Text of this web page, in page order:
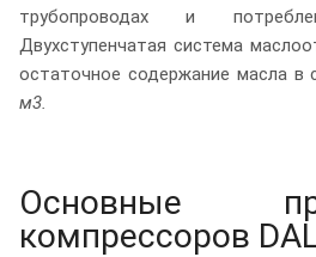
трубопроводах и
Двухступенчатая система
остаточное содержание масла в
м3.
Основные
компрессоров